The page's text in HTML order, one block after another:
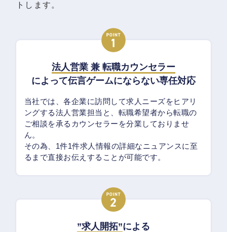
トします。
法人営業 兼 転職カウンセラー
によって伝言ゲームにならない専任対応
当社では、各企業に訪問して求人ニーズをヒアリ
ングする法人営業担当と、転職希望者から転職の
ご相談を承るカウンセラーを分業しておりませ
ん。
その為、1件1件求人情報の詳細なニュアンスに至
るまで直接お伝えすることが可能です。
”求人開拓”による